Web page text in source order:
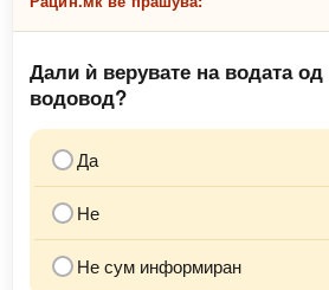
Дали ѝ верувате на водата
водовод?
Да
Не
Не сум информиран